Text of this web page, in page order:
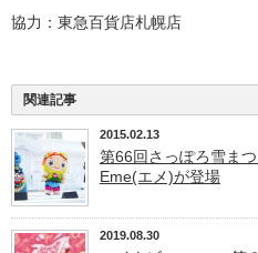
協力：東急百貨店札幌店
関連記事
2015.02.13
第66回さっぽろ雪ま
Eme(エメ)が登場
2019.08.30